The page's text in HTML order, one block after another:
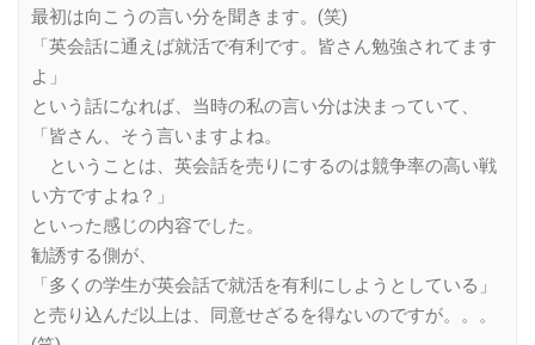
最初は向こうの言い分を聞きます。(笑)
「英会話に通えば就活で有利です。皆さん勉強されてます
よ」
という話になれば、当時の私の言い分は決まっていて、
「皆さん、そう言いますよね。
ということは、英会話を売りにするのは競争率の高い戦
い方ですよね？」
といった感じの内容でした。
勧誘する側が、
「多くの学生が英会話で就活を有利にしようとしている」
と売り込んだ以上は、同意せざるを得ないのですが。。。